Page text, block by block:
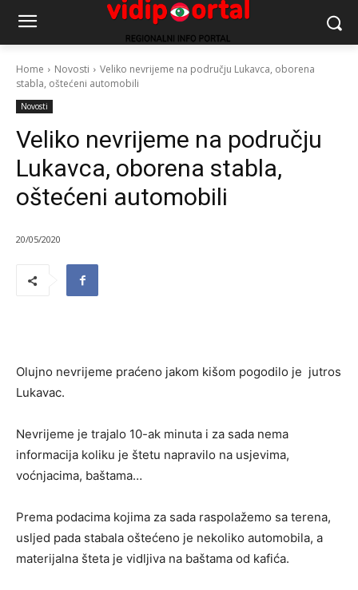
Home Novosti
Veliko nevrijeme na području Lukavca, oborena
stabla, oštećeni automobili
Novosti
Veliko nevrijeme na području
Lukavca, oborena stabla,
oštećeni automobili
20/05/2020
Olujno nevrijeme praćeno jakom kišom pogodilo je jutros
Lukavac.
Nevrijeme je trajalo 10-ak minuta i za sada nema
informacija koliku je štetu napravilo na usjevima,
voćnjacima, baštama…
Prema podacima kojima za sada raspolažemo sa terena,
usljed pada stabala oštećeno je nekoliko automobila, a
materijalna šteta je vidljiva na baštama od kafića.